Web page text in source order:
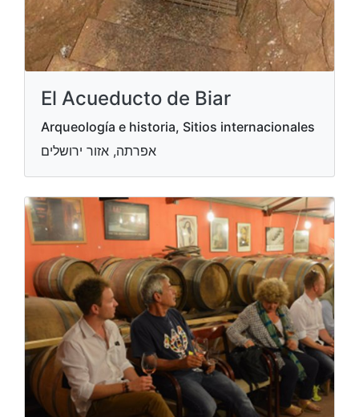
El Acueducto de Biar
Arqueología e historia, Sitios internacionales
אפרתה, אזור ירושלים